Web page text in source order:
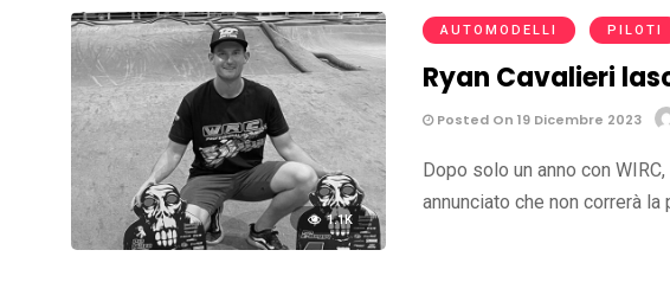
1.1K
AUTOMODELLI PILOTI
Ryan Cavalieri
Posted On 19 Dicembre 2023
Dopo solo un anno con
annunciato che non correrà